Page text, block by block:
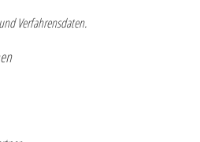
Verfahrensdaten.